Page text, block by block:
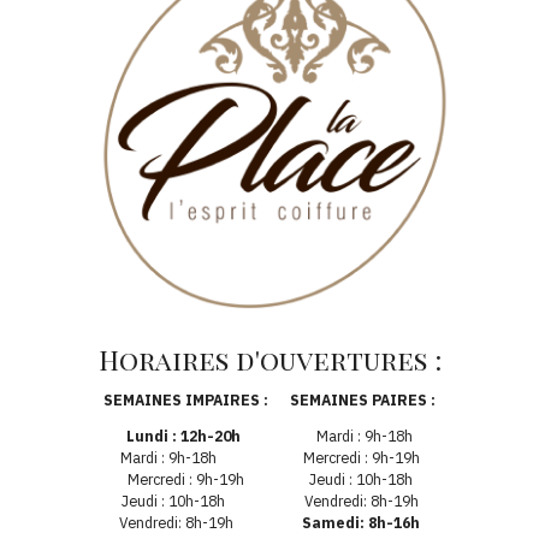
Horaires d'ouvertures :
SEMAINES IMPAIRES : SEMAINES PAIRES :
Lundi : 12h-20h
Mardi : 9h-18h
Mardi : 9h-18h Mercredi : 9h-19h
Mercredi : 9h-19h Jeudi : 10h-18h
Jeudi : 10h-18h Vendredi: 8h-19h
Vendredi: 8h-19h Samedi: 8h-16h